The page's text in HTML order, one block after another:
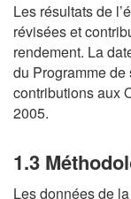
Les résultats de
révisées et
rendement. La
du Programme
contributions aux
2005.
1.3
Les données de